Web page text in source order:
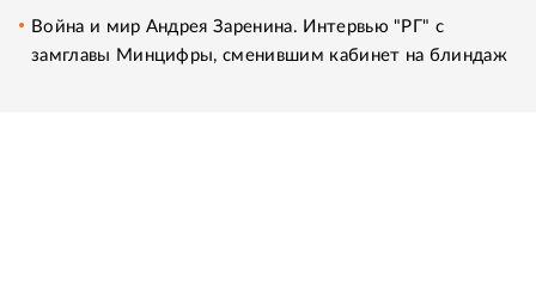
Война и мир Андрея Заренина. Интервью "РГ" с
замглавы Минцифры, сменившим кабинет на блиндаж